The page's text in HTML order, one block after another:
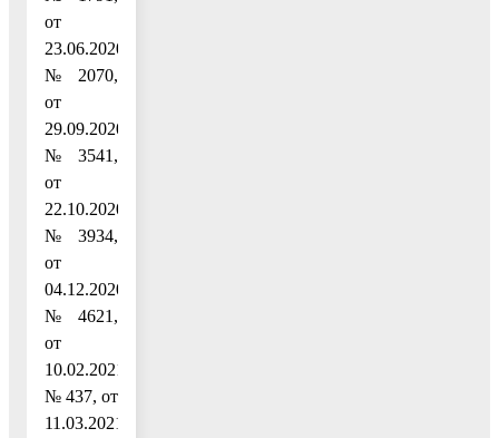
от
23.06.2020
№ 2070,
от
29.09.2020
№ 3541,
от
22.10.2020
№ 3934,
от
04.12.2020
№ 4621,
от
10.02.2021
№ 437, от
11.03.2021